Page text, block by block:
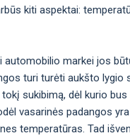
kiti aspektai:
markei jos
turi turėti aukšto
sukibimą, dėl kurio
vasarinės padangos
temperatūras. Tad